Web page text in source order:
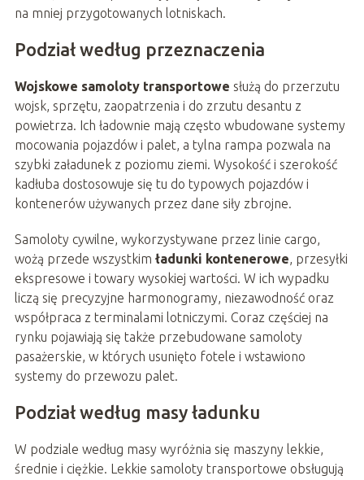
na mniej przygotowanych lotniskach.
Podział według przeznaczenia
Wojskowe samoloty transportowe służą do przerzutu
wojsk, sprzętu, zaopatrzenia i do zrzutu desantu z
powietrza. Ich ładownie mają często wbudowane systemy
mocowania pojazdów i palet, a tylna rampa pozwala na
szybki załadunek z poziomu ziemi. Wysokość i szerokość
kadłuba dostosowuje się tu do typowych pojazdów i
kontenerów używanych przez dane siły zbrojne.
Samoloty cywilne, wykorzystywane przez linie cargo,
wożą przede wszystkim ładunki kontenerowe, przesyłki
ekspresowe i towary wysokiej wartości. W ich wypadku
liczą się precyzyjne harmonogramy, niezawodność oraz
współpraca z terminalami lotniczymi. Coraz częściej na
rynku pojawiają się także przebudowane samoloty
pasażerskie, w których usunięto fotele i wstawiono
systemy do przewozu palet.
Podział według masy ładunku
W podziale według masy wyróżnia się maszyny lekkie,
średnie i ciężkie. Lekkie samoloty transportowe obsługują